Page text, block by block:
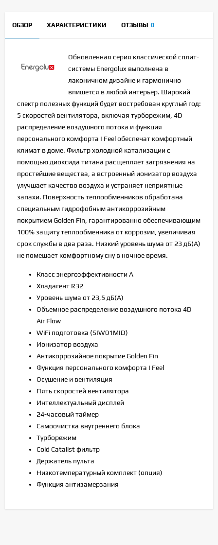
ОБЗОР ХАРАКТЕРИСТИКИ ОТЗЫВЫ 0
Обновленная серия классической сплит-
системы Energolux выполнена в
лаконичном дизайне и гармонично
впишется в любой интерьер. Широкий
спектр полезных функций будет востребован круглый год:
5 скоростей вентилятора, включая турборежим, 4D
распределение воздушного потока и функция
персонального комфорта I Feel обеспечат комфортный
климат в доме. Фильтр холодной катализации с
помощью диоксида титана расщепляет загрязнения на
простейшие вещества, а встроенный ионизатор воздуха
улучшает качество воздуха и устраняет неприятные
запахи. Поверхность теплообменников обработана
специальным гидрофобным антикоррозийным
покрытием Golden Fin, гарантированно обеспечивающим
100% защиту теплообменника от коррозии, увеличивая
срок службы в два раза. Низкий уровень шума от 23 дБ(А)
не помешает комфортному сну в ночное время.
Класс энергоэффективности A
Хладагент R32
Уровень шума от 23,5 дБ(А)
Объемное распределение воздушного потока 4D
Air Flow
WiFi подготовка (SIW01MID)
Ионизатор воздуха
Антикоррозийное покрытие Golden Fin
Функция персонального комфорта I Feel
Осушение и вентиляция
Пять скоростей вентилятора
Интеллектуальный дисплей
24-часовый таймер
Самоочистка внутреннего блока
Турборежим
Cold Catalist фильтр
Держатель пульта
Низкотемпературный комплект (опция)
Функция антизамерзания